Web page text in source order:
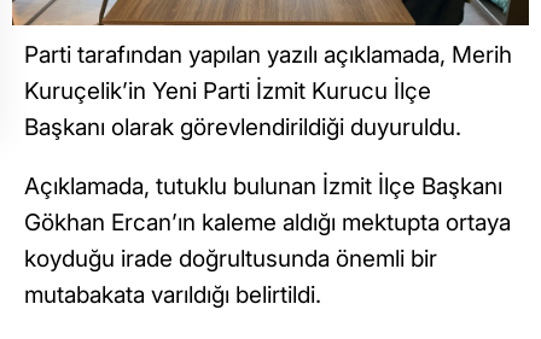
Parti tarafından yapılan yazılı açıklamada, Merih
Kuruçelik’in Yeni Parti İzmit Kurucu İlçe
Başkanı olarak görevlendirildiği duyuruldu.
Açıklamada, tutuklu bulunan İzmit İlçe Başkanı
Gökhan Ercan’ın kaleme aldığı mektupta ortaya
koyduğu irade doğrultusunda önemli bir
mutabakata varıldığı belirtildi.